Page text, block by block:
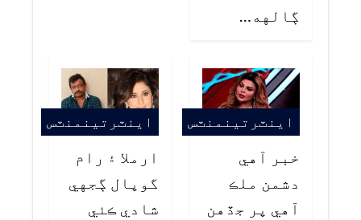
ڳالهه…
اينٽرتينمنٽس
خبر آهي
دشمن ملڪ
آهي پر جڏهن
اينٽرتينمنٽس
ارملا ۽ رام
گوپال ڳجهي
شادي ڪئي